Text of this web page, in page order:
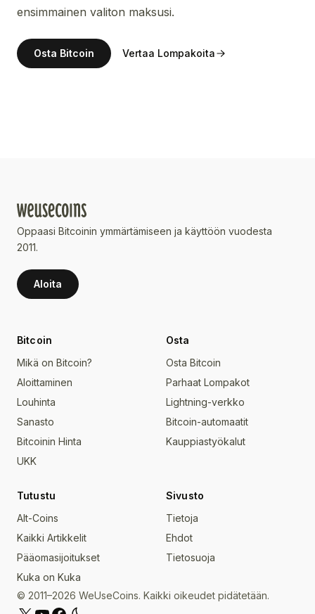
ensimmainen valiton maksusi.
Osta Bitcoin Vertaa Lompakoita
Oppaasi Bitcoinin ymmärtämiseen ja käyttöön vuodesta
2011.
Aloita
Bitcoin
Mikä on Bitcoin?
Aloittaminen
Louhinta
Sanasto
Bitcoinin Hinta
UKK
Osta
Osta Bitcoin
Parhaat Lompakot
Lightning-verkko
Bitcoin-automaatit
Kauppiastyökalut
Tutustu
Alt-Coins
Kaikki Artikkelit
Pääomasijoitukset
Kuka on Kuka
Sivusto
Tietoja
Ehdot
Tietosuoja
© 2011–2026 WeUseCoins. Kaikki oikeudet pidätetään.